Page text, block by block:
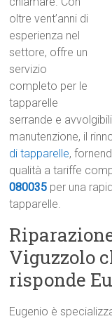
oltre vent’anni di
esperienza nel
settore, offre un
servizio
completo per le
tapparelle
serrande e
manutenzione, il
di tapparelle,
qualità a tariffe
080035 per una
tapparelle.
Viguzzolo
risponde
Eugenio è